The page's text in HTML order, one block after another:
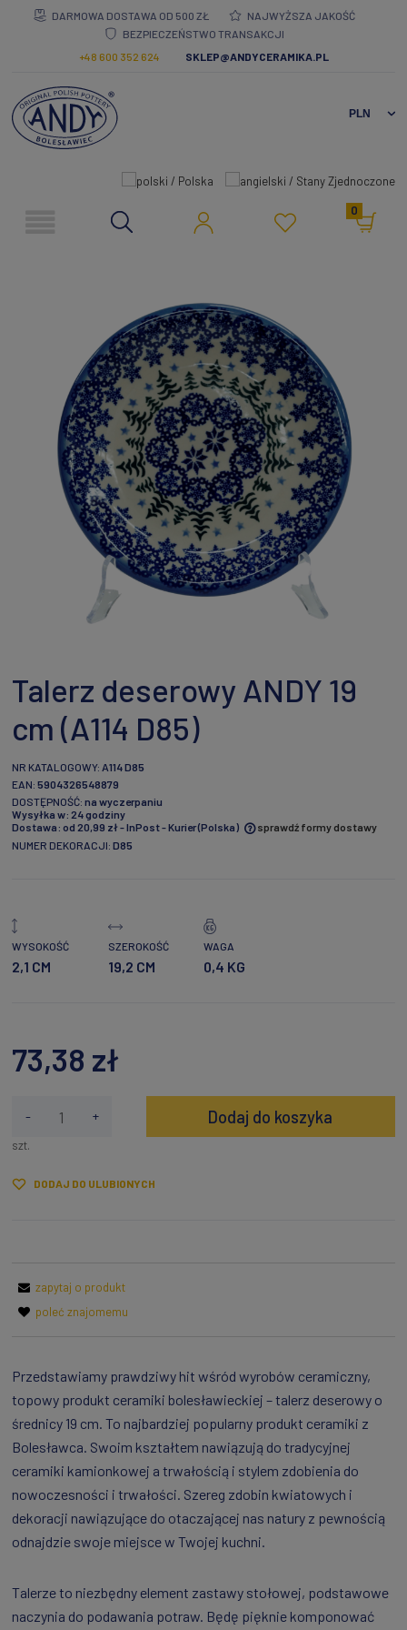
DARMOWA DOSTAWA OD 500 ZŁ
NAJWYŻSZA JAKOŚĆ
BEZPIECZEŃSTWO TRANSAKCJI
+48 600 352 624
SKLEP@ANDYCERAMIKA.PL
0
Talerz deserowy ANDY 19
cm (A114 D85)
NR KATALOGOWY: A114 D85
EAN: 5904326548879
DOSTĘPNOŚĆ: na wyczerpaniu
Wysyłka w: 24 godziny
Dostawa: od 20,99 zł- InPost - Kurier(Polska)
Cena nie zawiera ewentualnych kosztów płatności
sprawdź formy dostawy
NUMER DEKORACJI: D85
WYSOKOŚĆ
2,1 CM
SZEROKOŚĆ
19,2 CM
WAGA
0,4 KG
73,38 zł
- +
szt.
Dodaj do koszyka
DODAJ DO ULUBIONYCH
zapytaj o produkt
poleć znajomemu
Przedstawiamy prawdziwy hit wśród wyrobów ceramiczny,
topowy produkt ceramiki bolesławieckiej – talerz deserowy o
średnicy 19 cm. To najbardziej popularny produkt ceramiki z
Bolesławca. Swoim kształtem nawiązują do tradycyjnej
ceramiki kamionkowej a trwałością i stylem zdobienia do
nowoczesności i trwałości. Szereg zdobin kwiatowych i
dekoracji nawiązujące do otaczającej nas natury z pewnością
odnajdzie swoje miejsce w Twojej kuchni.
Talerze to niezbędny element zastawy stołowej, podstawowe
naczynia do podawania potraw. Będę pięknie komponować